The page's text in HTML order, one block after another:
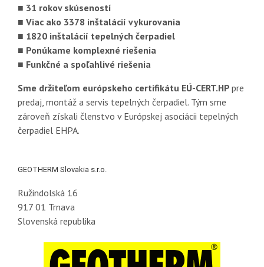
■ 31 rokov skúseností
■ Viac ako 3378 inštalácií vykurovania
■ 1820 inštalácií tepelných čerpadiel
■ Ponúkame komplexné riešenia
■ Funkčné a spoľahlivé riešenia
Sme držiteľom európskeho certifikátu EÚ-CERT.HP pre
predaj, montáž a servis tepelných čerpadiel. Tým sme
zároveň získali členstvo v Európskej asociácii tepelných
čerpadiel EHPA.
GEOTHERM Slovakia s.r.o.
Ružindolská 16
917 01 Trnava
Slovenská republika